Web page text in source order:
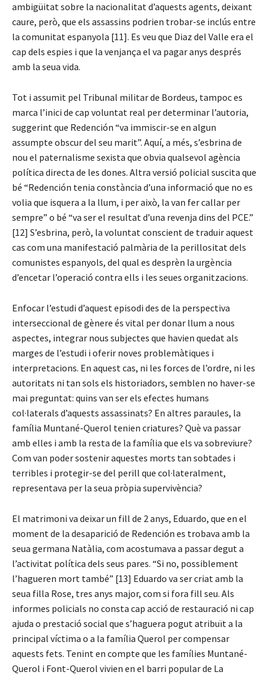
ambigüitat sobre la nacionalitat d’aquests agents, deixant
caure, però, que els assassins podrien trobar-se inclús entre
la comunitat espanyola [11]. Es veu que Diaz del Valle era el
cap dels espies i que la venjança el va pagar anys després
amb la seua vida.
Tot i assumit pel Tribunal militar de Bordeus, tampoc es
marca l’inici de cap voluntat real per determinar l’autoria,
suggerint que Redención “va immiscir-se en algun
assumpte obscur del seu marit”. Aquí, a més, s’esbrina de
nou el paternalisme sexista que obvia qualsevol agència
política directa de les dones. Altra versió policial suscita que
bé “Redención tenia constància d’una informació que no es
volia que isquera a la llum, i per això, la van fer callar per
sempre” o bé “va ser el resultat d’una revenja dins del PCE.”
[12] S’esbrina, però, la voluntat conscient de traduir aquest
cas com una manifestació palmària de la perillositat dels
comunistes espanyols, del qual es desprèn la urgència
d’encetar l’operació contra ells i les seues organitzacions.
Enfocar l’estudi d’aquest episodi des de la perspectiva
interseccional de gènere és vital per donar llum a nous
aspectes, integrar nous subjectes que havien quedat als
marges de l’estudi i oferir noves problemàtiques i
interpretacions. En aquest cas, ni les forces de l’ordre, ni les
autoritats ni tan sols els historiadors, semblen no haver-se
mai preguntat: quins van ser els efectes humans
col·laterals d’aquests assassinats? En altres paraules, la
família Muntané-Querol tenien criatures? Què va passar
amb elles i amb la resta de la família que els va sobreviure?
Com van poder sostenir aquestes morts tan sobtades i
terribles i protegir-se del perill que col·lateralment,
representava per la seua pròpia supervivència?
El matrimoni va deixar un fill de 2 anys, Eduardo, que en el
moment de la desaparició de Redención es trobava amb la
seua germana Natàlia, com acostumava a passar degut a
l’activitat política dels seus pares. “Si no, possiblement
l’hagueren mort també” [13] Eduardo va ser criat amb la
seua filla Rose, tres anys major, com si fora fill seu. Als
informes policials no consta cap acció de restauració ni cap
ajuda o prestació social que s’haguera pogut atribuït a la
principal víctima o a la família Querol per compensar
aquests fets. Tenint en compte que les famílies Muntané-
Querol i Font-Querol vivien en el barri popular de La